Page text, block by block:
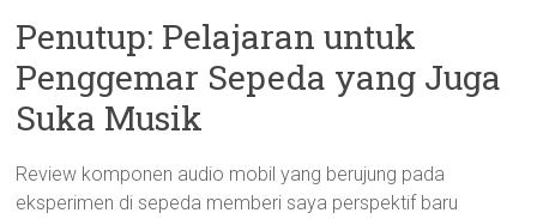
Penutup: Pelajaran untuk
Penggemar Sepeda yang Juga
Suka Musik
Review komponen audio mobil yang berujung pada
eksperimen di sepeda memberi saya perspektif baru